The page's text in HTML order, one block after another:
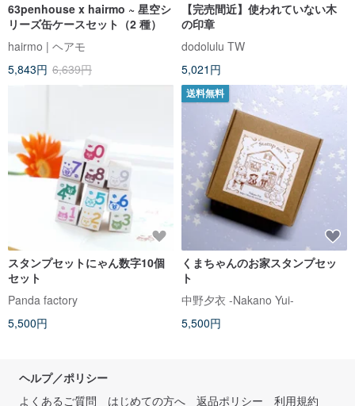
63penhouse x hairmo ~ 星空シ
リーズ缶ケースセット（2 種）
hairmo | ヘアモ
5,843円 6,639円
【完売間近】使われていない木
の印章
dodolulu TW
5,021円
スタンプセットにゃん数字10個
セット
Panda factory
5,500円
送料無料
くまちゃんのお家スタンプセッ
ト
中野夕衣 -Nakano Yui-
5,500円
ヘルプ／ポリシー
よくあるご質問
はじめての方へ 返品ポリシー
利用規約